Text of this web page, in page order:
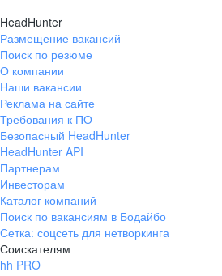
HeadHunter
Размещение вакансий
Поиск по резюме
О компании
Наши вакансии
Реклама на сайте
Требования к ПО
Безопасный HeadHunter
HeadHunter API
Партнерам
Инвесторам
Каталог компаний
Поиск по вакансиям в Бодайбо
Сетка: соцсеть для нетворкинга
Соискателям
hh PRO